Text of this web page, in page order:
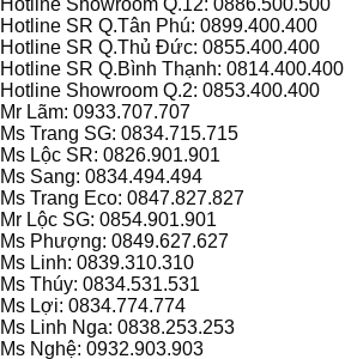
Hotline Showroom Q.12: 0886.500.500
Hotline SR Q.Tân Phú: 0899.400.400
Hotline SR Q.Thủ Đức: 0855.400.400
Hotline SR Q.Bình Thạnh: 0814.400.400
Hotline Showroom Q.2: 0853.400.400
Mr Lãm: 0933.707.707
Ms Trang SG: 0834.715.715
Ms Lộc SR: 0826.901.901
Ms Sang: 0834.494.494
Ms Trang Eco: 0847.827.827
Mr Lộc SG: 0854.901.901
Ms Phượng: 0849.627.627
Ms Linh: 0839.310.310
Ms Thúy: 0834.531.531
Ms Lợi: 0834.774.774
Ms Linh Nga: 0838.253.253
Ms Nghệ: 0932.903.903